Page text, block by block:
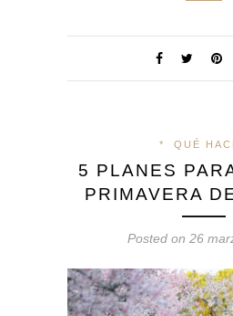
* QUÉ
5 PLANES
PRIMAVERA
Posted on 26